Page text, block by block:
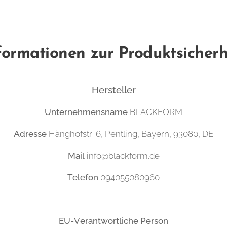
zur
Hersteller
Unternehmensname BLACKFORM
Adresse Hänghofstr. 6, Pentling, Bayern, 93080, DE
Mailinfo@blackform.de
Telefon 094055080960
EU-Verantwortliche Person